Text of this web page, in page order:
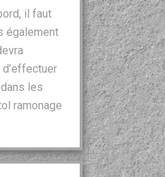
il faut
également
les
ramonage